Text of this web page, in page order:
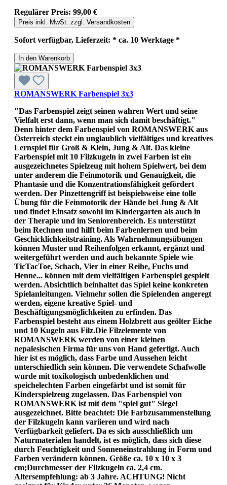
Regulärer Preis: 99,00 €
Preis inkl. MwSt. zzgl. Versandkosten
Sofort verfügbar, Lieferzeit: * ca. 10 Werktage *
In den Warenkorb
ROMANSWERK Farbenspiel 3x3
"Das Farbenspiel zeigt seinen wahren Wert und seine
Vielfalt erst dann, wenn man sich damit beschäftigt."
Denn hinter dem Farbenspiel von ROMANSWERK aus
Österreich steckt ein unglaublich vielfältiges und kreatives
Lernspiel für Groß & Klein, Jung & Alt. Das kleine
Farbenspiel mit 10 Filzkugeln in zwei Farben ist ein
ausgezeichnetes Spielzeug mit hohem Spielwert, bei dem
unter anderem die Feinmotorik und Genauigkeit, die
Phantasie und die Konzentrationsfähigkeit gefördert
werden. Der Pinzettengriff ist beispielsweise eine tolle
Übung für die Feinmotorik der Hände bei Jung & Alt
und findet Einsatz sowohl im Kindergarten als auch in
der Therapie und im Seniorenbereich. Es unterstützt
beim Rechnen und hilft beim Farbenlernen und beim
Geschicklichkeitstraining. Als Wahrnehmungsübungen
können Muster und Reihenfolgen erkannt, ergänzt und
weitergeführt werden und auch bekannte Spiele wie
TicTacToe, Schach, Vier in einer Reihe, Fuchs und
Henne... können mit dem vielfältigen Farbenspiel gespielt
werden. Absichtlich beinhaltet das Spiel keine konkreten
Spielanleitungen. Vielmehr sollen die Spielenden angeregt
werden, eigene kreative Spiel- und
Beschäftigungsmöglichkeiten zu erfinden. Das
Farbenspiel besteht aus einem Holzbrett aus geölter Eiche
und 10 Kugeln aus Filz.Die Filzelemente von
ROMANSWERK werden von einer kleinen
nepalesischen Firma für uns von Hand gefertigt. Auch
hier ist es möglich, dass Farbe und Aussehen leicht
unterschiedlich sein können. Die verwendete Schafwolle
wurde mit toxikologisch unbedenklichen und
speichelechten Farben eingefärbt und ist somit für
Kinderspielzeug zugelassen. Das Farbenspiel von
ROMANSWERK ist mit dem "spiel gut" Siegel
ausgezeichnet. Bitte beachtet: Die Farbzusammenstellung
der Filzkugeln kann variieren und wird nach
Verfügbarkeit geliefert. Da es sich ausschließlich um
Naturmaterialen handelt, ist es möglich, dass sich diese
durch Feuchtigkeit und Sonneneinstrahlung in Form und
Farben verändern können. Größe ca. 10 x 10 x 3
cm;Durchmesser der Filzkugeln ca. 2,4 cm.
Altersempfehlung: ab 3 Jahre. ACHTUNG! Nicht